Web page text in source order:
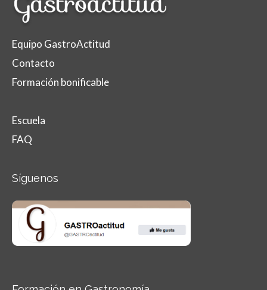
Equipo GastroActitud
Contacto
Formación bonificable
Escuela
FAQ
Síguenos